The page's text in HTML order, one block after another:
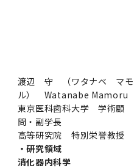
渡辺 守 （ワタナベ マモ
ル） Watanabe Mamoru
東京医科歯科大学 学術顧
問・副学長
高等研究院 特別栄誉教授
・研究領域
消化器内科学